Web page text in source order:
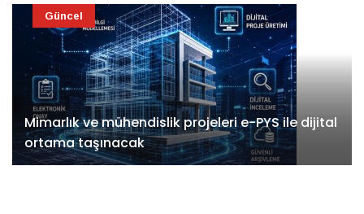
Mimarlık ve mühendislik projeleri e-PYS ile dijital
ortama taşınacak
Güncel